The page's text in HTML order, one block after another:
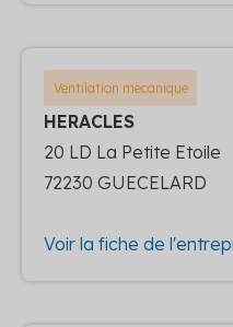
Ventilation mecanique
HERACLES
20 LD La Petite Etoile
72230 GUECELARD
Voir la fiche de